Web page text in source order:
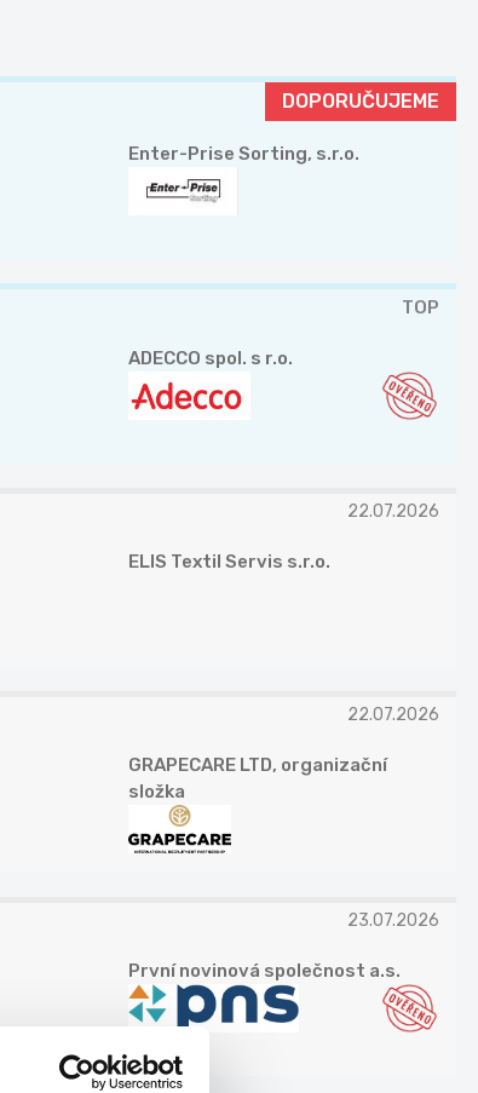
DOPORUČUJEME
Enter-Prise Sorting, s.r.o.
TOP
ADECCO spol. s r.o.
22.07.2026
ELIS Textil Servis s.r.o.
22.07.2026
GRAPECARE LTD, organizační
složka
23.07.2026
První novinová společnost a.s.